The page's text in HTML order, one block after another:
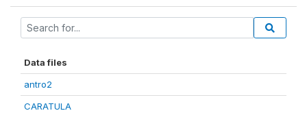
Data files
antro2
CARATULA